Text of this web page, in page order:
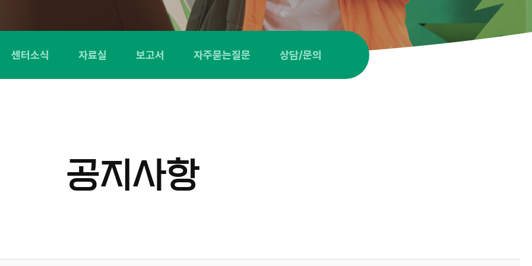
센터소식 자료실 보고서 자주묻는질문 상담/문의
공지사항